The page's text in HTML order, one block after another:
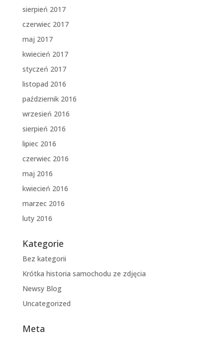
sierpień 2017
czerwiec 2017
maj 2017
kwiecień 2017
styczeń 2017
listopad 2016
październik 2016
wrzesień 2016
sierpień 2016
lipiec 2016
czerwiec 2016
maj 2016
kwiecień 2016
marzec 2016
luty 2016
Kategorie
Bez kategorii
Krótka historia samochodu ze zdjęcia
Newsy Blog
Uncategorized
Meta